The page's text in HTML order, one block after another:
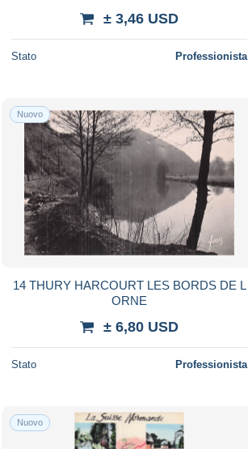
± 3,46 USD
Stato Professionista
Nuovo
14 THURY HARCOURT LES BORDS DE L
ORNE
± 6,80 USD
Stato Professionista
Nuovo